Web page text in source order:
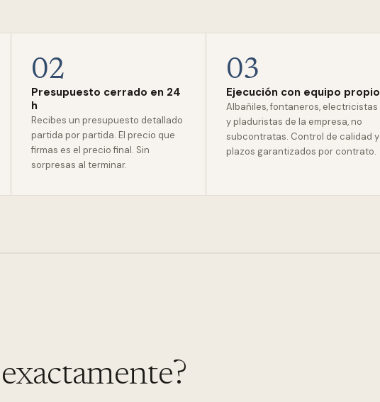
02
Presupuesto cerrado en 24
h
Recibes un presupuesto detallado
partida por partida. El precio que
firmas es el precio final. Sin
sorpresas al terminar.
03
Ejecución con equipo propio
Albañiles, fontaneros, electricistas
y pladuristas de la empresa, no
subcontratas. Control de calidad y
plazos garantizados por contrato.